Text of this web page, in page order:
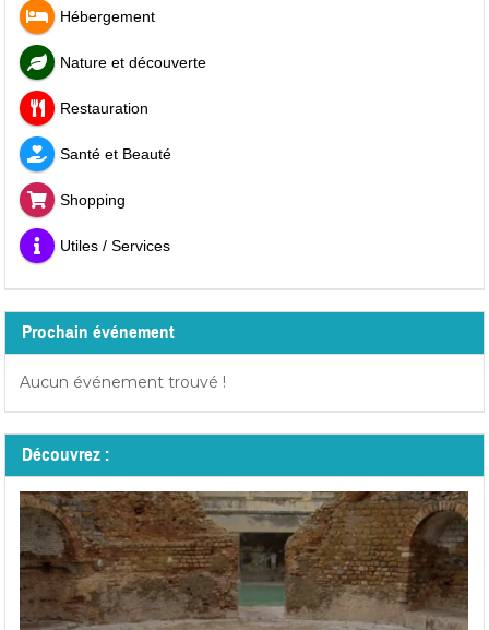
Hébergement
Nature et découverte
Restauration
Santé et Beauté
Shopping
Utiles / Services
Prochain événement
Aucun événement trouvé !
Découvrez :